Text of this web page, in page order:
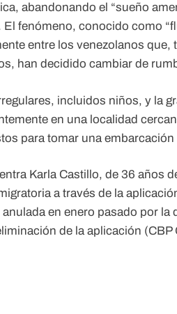
abandonando el “sueño
fenómeno, conocido como
entre los venezolanos que,
han decidido cambiar de
incluidos niños, y la
en una localidad
para tomar una
Karla Castillo, de 36 años
a través de la
en enero pasado por la
de la aplicación (CBP